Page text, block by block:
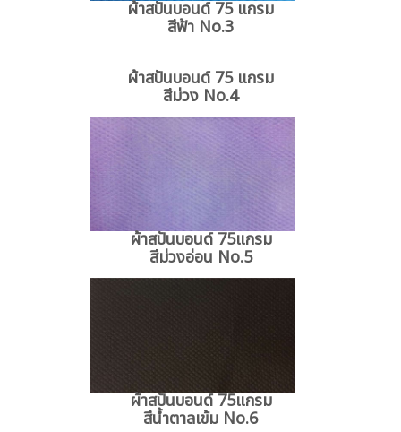
ผ้าสปันบอนด์ 75 แกรม
สีฟ้า No.3
ผ้าสปันบอนด์ 75 แกรม
สีม่วง No.4
ผ้าสปันบอนด์ 75แกรม
สีม่วงอ่อน No.5
ผ้าสปันบอนด์ 75แกรม
สีน้ำตาลเข้ม No.6